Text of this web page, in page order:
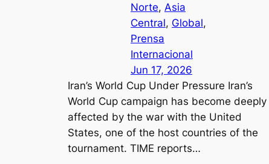
Norte, Asia
Central, Global
Prensa
Internacional
Jun 17, 2026
Iran’s World Cup Under Pressure Iran’s
World Cup campaign has become deeply
affected by the war with the United
States, one of the host countries of the
tournament. TIME reports…